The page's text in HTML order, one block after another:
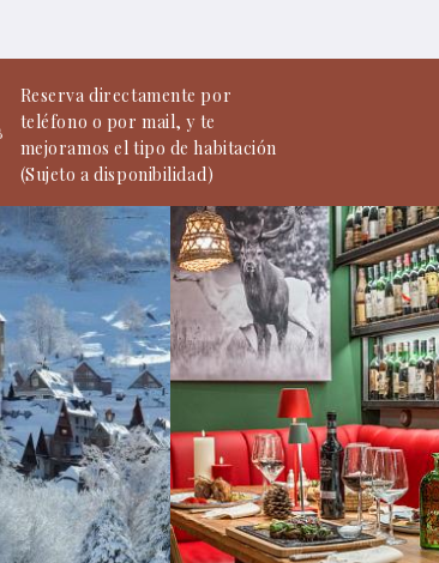
Reserva directamente por
teléfono o por mail, y te
mejoramos el tipo de habitación
(Sujeto a disponibilidad)